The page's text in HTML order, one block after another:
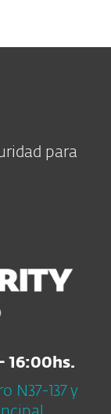
para
16:00hs.
N37-137 y